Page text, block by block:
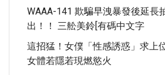
WAAA-141 欺騙早洩暴發後延長
出！！ 三舩美鈴[有碼中文字
這招猛！女僕「性感誘惑」求上
女體若隱若現燃慾火